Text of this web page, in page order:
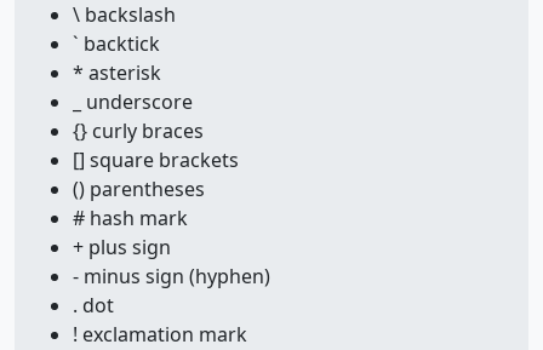
\ backslash
` backtick
* asterisk
_ underscore
{} curly braces
[] square brackets
() parentheses
# hash mark
+ plus sign
- minus sign (hyphen)
. dot
! exclamation mark